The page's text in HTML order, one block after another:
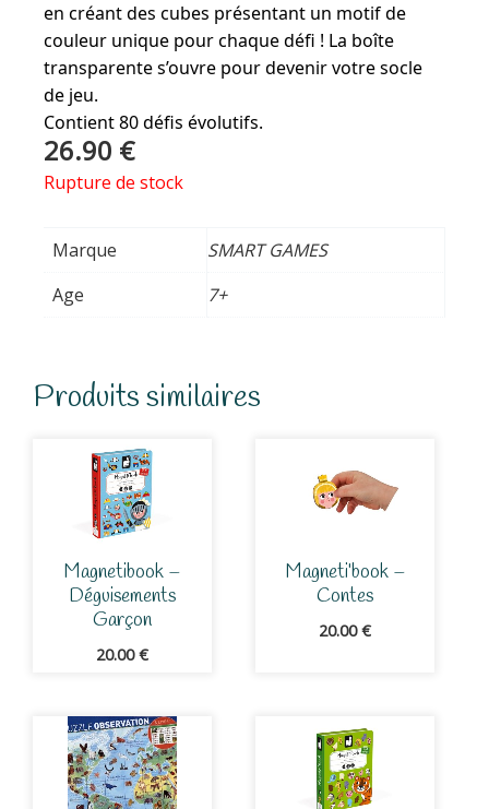
en créant des cubes présentant un motif de
couleur unique pour chaque défi ! La boîte
transparente s’ouvre pour devenir votre socle
de jeu.
Contient 80 défis évolutifs.
26.90 €
Rupture de stock
Marque
SMART GAMES
Age
7+
Produits similaires
Magnetibook –
Déguisements
Garçon
20.00€
Magneti’book –
Contes
20.00€